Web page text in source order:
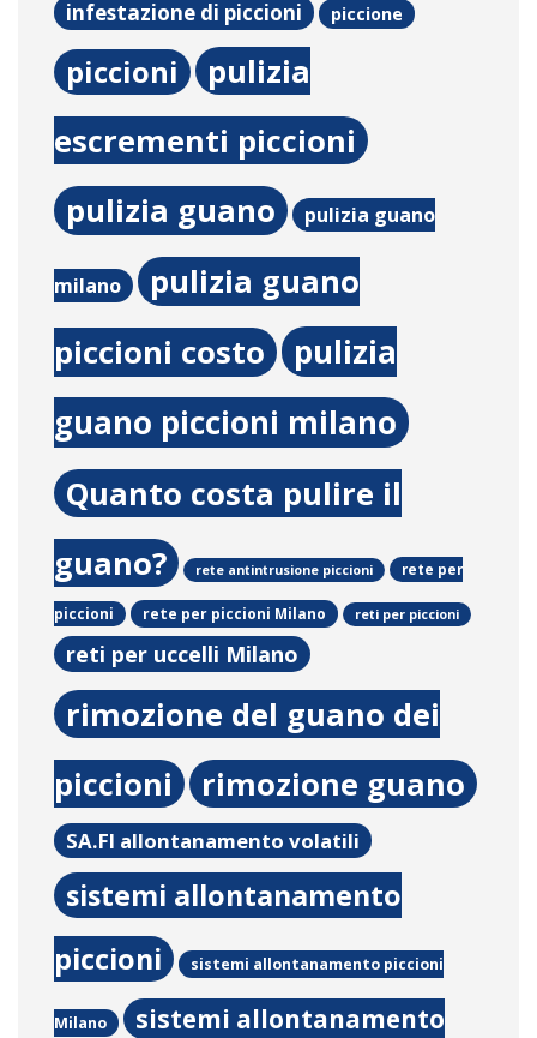
infestazione di piccioni piccione
piccioni
pulizia
escrementi piccioni
pulizia guano pulizia guano
milano
pulizia guano
piccioni costo
pulizia
guano piccioni milano
Quanto costa pulire il
guano?
rete antintrusione piccioni rete per
piccioni rete per piccioni Milano reti per piccioni
reti per uccelli Milano
rimozione del guano dei
piccioni
rimozione guano
SA.FI allontanamento volatili
sistemi allontanamento
piccioni
sistemi allontanamento piccioni
Milano
sistemi allontanamento